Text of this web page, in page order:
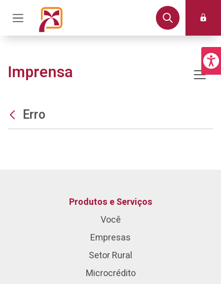
Imprensa
Erro
Produtos e Serviços
Você
Empresas
Setor Rural
Microcrédito